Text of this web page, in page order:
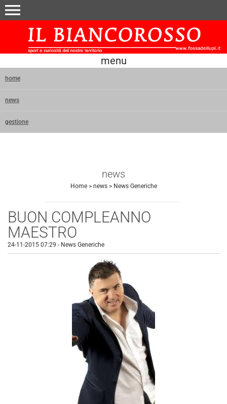
menu
menu
home
news
gestione
news
Home> news> News Generiche
BUON COMPLEANNO
MAESTRO
24-11-2015 07:29 - News Generiche